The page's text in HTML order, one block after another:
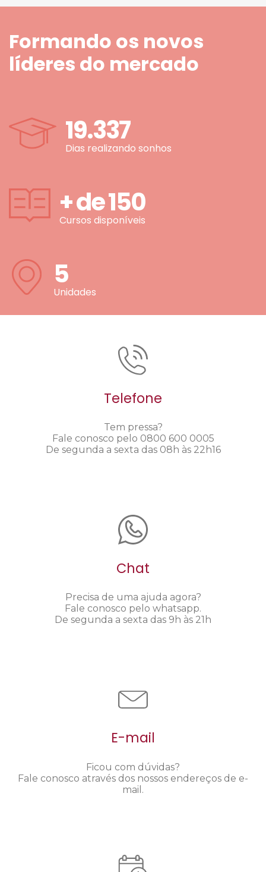
Formando os novos
líderes do mercado
19.337
Dias realizando sonhos
+ de150
Cursos disponíveis
5
Unidades
Telefone
Tem pressa?
Fale conosco pelo 0800 600 0005
De segunda a sexta das 08h às 22h16
Chat
Precisa de uma ajuda agora?
Fale conosco pelo whatsapp.
De segunda a sexta das 9h às 21h
E-mail
Ficou com dúvidas?
Fale conosco através dos nossos endereços de e-
mail.